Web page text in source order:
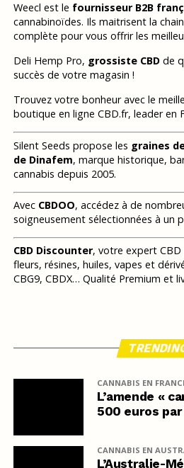
Weecl est le fournisseur B2B
cannabinoïdes. Ils maitrisent la
complète pour vous offrir les
Deli Hemp Pro, grossiste CBDde
succès de votre magasin !
Trouvez votre bonheur avec le
boutique en ligne CBD.fr, leader en
Silent Seeds propose les graines
de Dinafem, marque historique,
cannabis depuis 2005.
Avec CBDOO, accédez à de
soigneusement sélectionnées à un
CBD Discounter, votre expert CBD
fleurs, résines, huiles, vapes et
CBG9, CBDX… Qualité Premium et
CANNABIS EN
L’amende «
500 euros par
CANNABIS EN
L’Australie-